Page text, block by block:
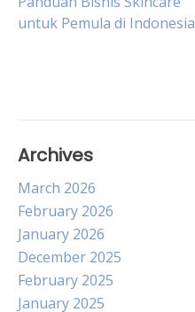
Post
untuk Pemula di Indonesia
Archives
March 2026
February 2026
January 2026
December 2025
February 2025
January 2025